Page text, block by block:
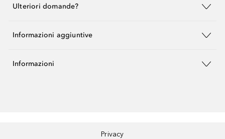
Ulteriori domande?
Informazioni aggiuntive
Informazioni
Privacy